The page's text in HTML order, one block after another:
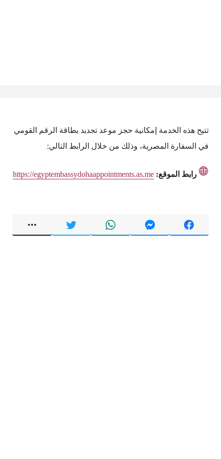
تتيح هذه الخدمة إمكانية حجز موعد تجديد بطاقة الرقم القومي
في السفارة المصرية، وذلك من خلال الرابط التالي:
رابط الموقع: https://egyptembassydohaappointments.as.me